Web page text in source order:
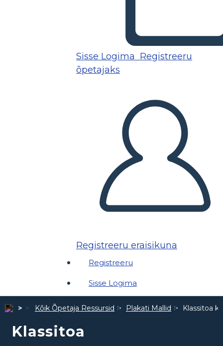
Sisse Logima Registreeru
õpetajaks
Registreeru eraisikuna
Registreeru
Sisse Logima
Kõik Õpetaja Ressursid Plakati Mallid Klassitoa
Klassitoa